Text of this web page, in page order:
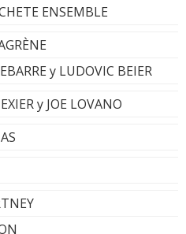
ENSEMBLE
y LUDOVIC BEIER
y JOE LOVANO